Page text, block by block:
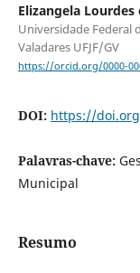
Elizangela Lourdes
Universidade Federal
Valadares UFJF/GV
https://orcid.org/0000-
DOI: https://
Palavras-chave:
Municipal
Resumo